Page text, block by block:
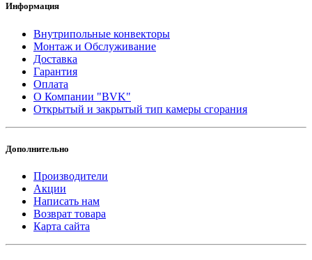
Информация
Внутрипольные конвекторы
Монтаж и Обслуживание
Доставка
Гарантия
Оплата
О Компании "BVK"
Открытый и закрытый тип камеры сгорания
Дополнительно
Производители
Акции
Написать нам
Возврат товара
Карта сайта